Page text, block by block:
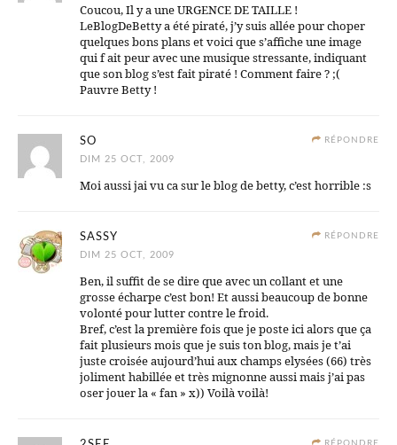
Coucou, Il y a une URGENCE DE TAILLE !
LeBlogDeBetty a été piraté, j’y suis allée pour choper
quelques bons plans et voici que s’affiche une image
qui f ait peur avec une musique stressante, indiquant
que son blog s’est fait piraté ! Comment faire ? ;(
Pauvre Betty !
RÉPONDRE
SO
DIM 25 OCT, 2009
Moi aussi jai vu ca sur le blog de betty, c’est horrible :s
RÉPONDRE
SASSY
DIM 25 OCT, 2009
Ben, il suffit de se dire que avec un collant et une
grosse écharpe c’est bon! Et aussi beaucoup de bonne
volonté pour lutter contre le froid.
Bref, c’est la première fois que je poste ici alors que ça
fait plusieurs mois que je suis ton blog, mais je t’ai
juste croisée aujourd’hui aux champs elysées (66) très
joliment habillée et très mignonne aussi mais j’ai pas
oser jouer la « fan » x)) Voilà voilà!
RÉPONDRE